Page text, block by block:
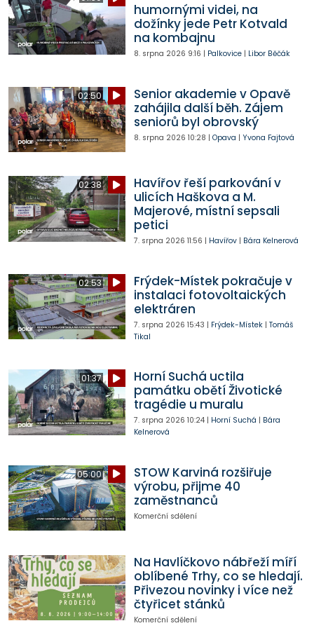
humornými videi, na
dožínky jede Petr Kotvald
na kombajnu
8. srpna 2026 9:16 | Palkovice| Libor Běčák
02:50
Senior akademie v Opavě
zahájila další běh. Zájem
seniorů byl obrovský
8. srpna 2026 10:28 | Opava | Yvona Fajtová
02:38
Havířov řeší parkování v
ulicích Haškova a M.
Majerové, místní sepsali
petici
7. srpna 2026 11:56 | Havířov| Bára Kelnerová
02:53
Frýdek-Místek pokračuje v
instalaci fotovoltaických
elektráren
7. srpna 2026 15:43 | Frýdek-Místek| Tomáš
Tikal
01:37
Horní Suchá uctila
památku obětí Životické
tragédie u muralu
7. srpna 2026 10:24| Horní Suchá | Bára
Kelnerová
05:00
STOW Karviná rozšiřuje
výrobu, přijme 40
zaměstnanců
Komerční sdělení
Na Havlíčkovo nábřeží míří
oblíbené Trhy, co se hledají.
Přivezou novinky i více než
čtyřicet stánků
Komerční sdělení